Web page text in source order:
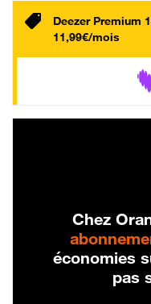
Deezer Premium
11,99€/mois
Chez
économies
pas